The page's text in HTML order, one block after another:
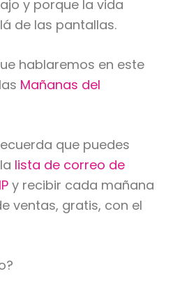
y porque la vida
de las pantallas.
hablaremos en este
Mañanas del
que puedes
lista de correo de
y recibir cada mañana
ventas, gratis, con el